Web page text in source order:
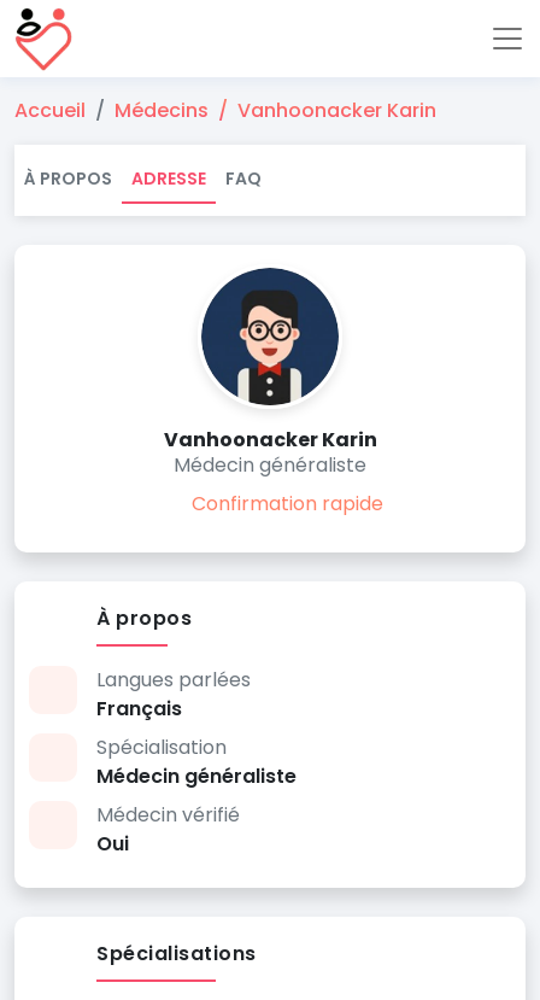
Accueil Médecins Vanhoonacker Karin
À PROPOS ADRESSE FAQ
Vanhoonacker Karin
Médecin généraliste
Confirmation rapide
À propos
Langues parlées
Français
Spécialisation
Médecin généraliste
Médecin vérifié
Oui
Spécialisations